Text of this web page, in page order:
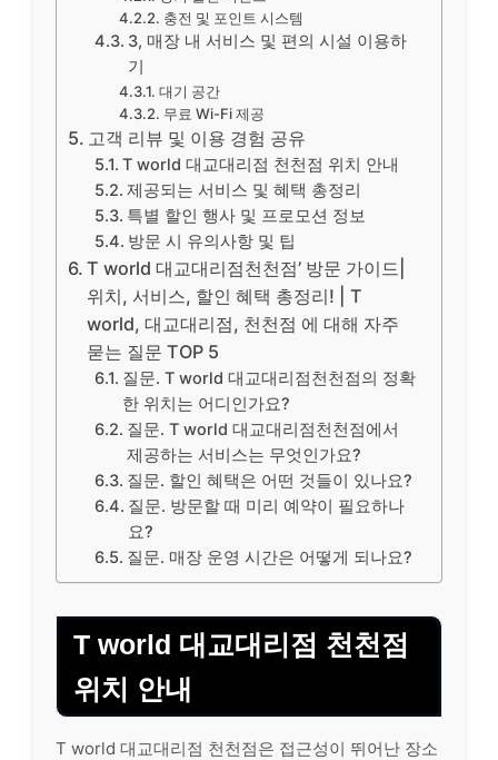
충전 및 포인트 시스템
3, 매장 내 서비스 및 편의 시설 이용하
기
대기 공간
무료 Wi-Fi 제공
고객 리뷰 및 이용 경험 공유
T world 대교대리점 천천점 위치 안내
제공되는 서비스 및 혜택 총정리
특별 할인 행사 및 프로모션 정보
방문 시 유의사항 및 팁
T world 대교대리점천천점’ 방문 가이드|
위치, 서비스, 할인 혜택 총정리! | T
world, 대교대리점, 천천점 에 대해 자주
묻는 질문 TOP 5
질문. T world 대교대리점천천점의 정확
한 위치는 어디인가요?
질문. T world 대교대리점천천점에서
제공하는 서비스는 무엇인가요?
질문. 할인 혜택은 어떤 것들이 있나요?
질문. 방문할 때 미리 예약이 필요하나
요?
질문. 매장 운영 시간은 어떻게 되나요?
T world 대교대리점 천천점
위치 안내
T world 대교대리점 천천점은 접근성이 뛰어난 장소